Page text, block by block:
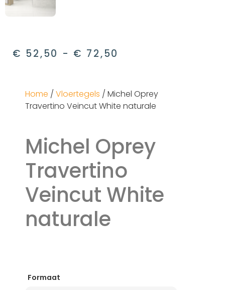
€ 52,50 - € 72,50
Home / Vloertegels / Michel Oprey
Travertino Veincut White naturale
Michel Oprey
Travertino
Veincut White
naturale
Formaat